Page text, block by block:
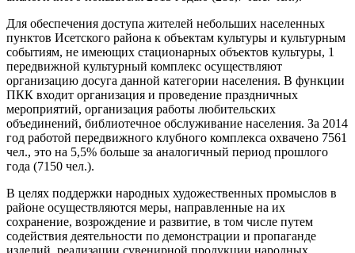
Для обеспечения доступа жителей небольших населенных
пунктов Исетского района к объектам культуры и культурным
событиям, не имеющих стационарных объектов культуры, 1
передвижной культурный комплекс осуществляют
организацию досуга данной категории населения. В функции
ПКК входит организация и проведение праздничных
мероприятий, организация работы любительских
объединений, библиотечное обслуживание населения. За 2014
год работой передвижного клубного комплекса охвачено 7561
чел., это на 5,5% больше за аналогичный период прошлого
года (7150 чел.).
В целях поддержки народных художественных промыслов в
районе осуществляются меры, направленные на их
сохранение, возрождение и развитие, в том числе путем
содействия деятельности по демонстрации и пропаганде
изделий, реализации сувенирной продукции народных